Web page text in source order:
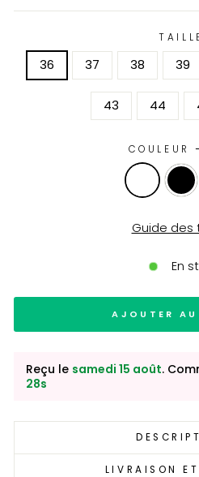
36 37 38 39
43 44
COULEUR
Guide des
En
AJOUTER AU
Reçu le samedi 15 août.
27s
LIVRAISON ET